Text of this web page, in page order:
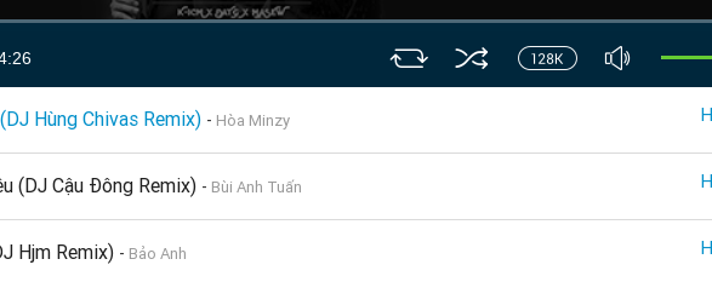
Hùng Chivas Remix) - Hòa Minzy
(DJ Cậu Đông Remix) - Bùi Anh Tuấn
Hjm Remix) - Bảo Anh